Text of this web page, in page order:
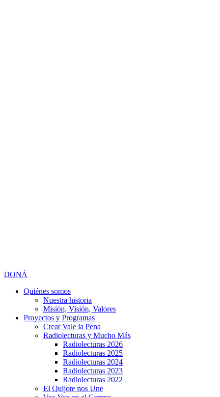
DONÁ
Quiénes somos
Nuestra historia
Misión, Visión, Valores
Proyectos y Programas
Crear Vale la Pena
Radiolecturas y Mucho Más
Radiolecturas 2026
Radiolecturas 2025
Radiolecturas 2024
Radiolecturas 2023
Radiolecturas 2022
El Quijote nos Une